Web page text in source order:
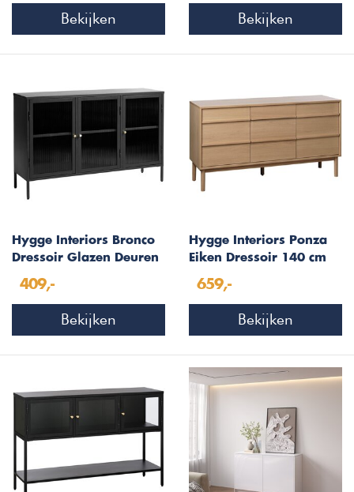
Bekijken Bekijken
Hygge Interiors Bronco
Dressoir Glazen Deuren
409,-
Bekijken
Hygge Interiors Ponza
Eiken Dressoir 140 cm
659,-
Bekijken